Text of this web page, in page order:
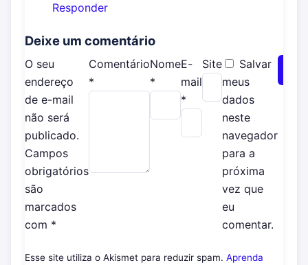
Responder
Deixe um comentário
O seu
endereço
de e-mail
não será
publicado.
Campos
obrigatórios
são
marcados
com *
Comentário
*
Nome
*
E-
mail
*
Site
Salvar
meus
dados
neste
navegador
para a
próxima
vez que
eu
comentar.
Esse site utiliza o Akismet para reduzir spam. Aprenda